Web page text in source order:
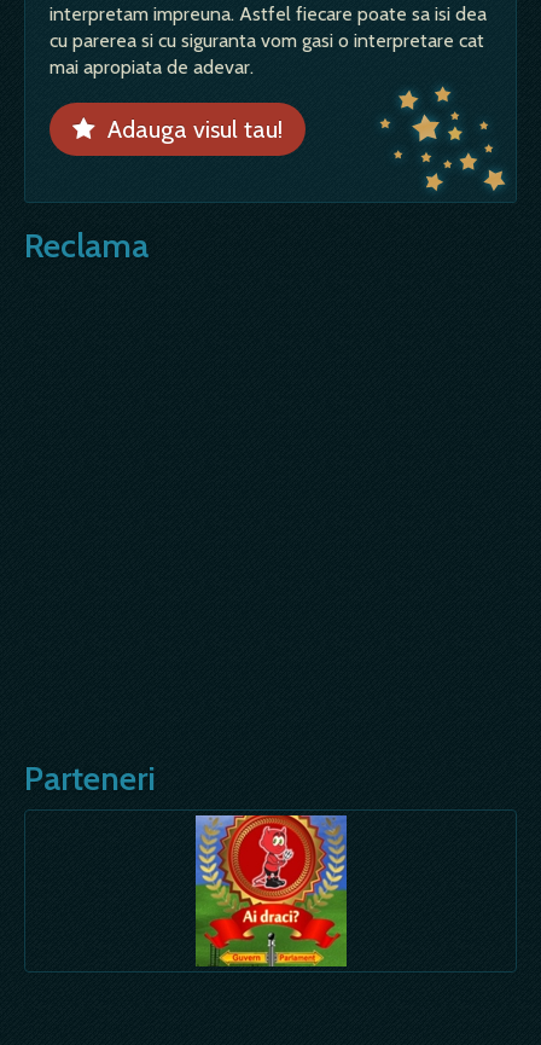
interpretam impreuna. Astfel fiecare poate sa isi dea
cu parerea si cu siguranta vom gasi o interpretare cat
mai apropiata de adevar.
Adauga visul tau!
Reclama
Parteneri